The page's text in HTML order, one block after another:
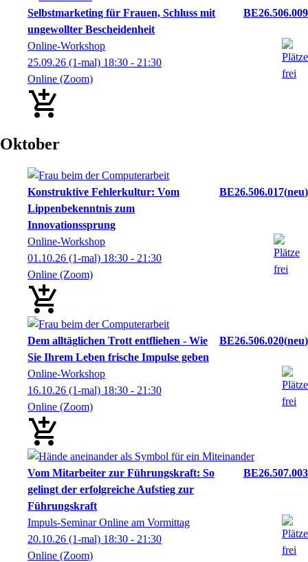
Selbstmarketing für Frauen, Schluss mit
ungewollter Bescheidenheit
BE26.506.009
Online-Workshop
25.09.26 (1-mal) 18:30 - 21:30
Online (Zoom)
Oktober
Konstruktive Fehlerkultur: Vom
Lippenbekenntnis zum
Innovationssprung
BE26.506.017 neu
Online-Workshop
01.10.26 (1-mal) 18:30 - 21:30
Online (Zoom)
Dem alltäglichen Trott entfliehen - Wie
Sie Ihrem Leben frische Impulse geben
BE26.506.020 neu
Online-Workshop
16.10.26 (1-mal) 18:30 - 21:30
Online (Zoom)
Vom Mitarbeiter zur Führungskraft: So
gelingt der erfolgreiche Aufstieg zur
Führungskraft
BE26.507.003
Impuls-Seminar Online am Vormittag
20.10.26 (1-mal) 18:30 - 21:30
Online (Zoom)